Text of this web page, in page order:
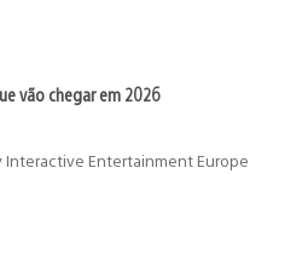
vão chegar em 2026
Interactive Entertainment Europe